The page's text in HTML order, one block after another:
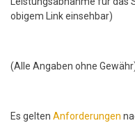
obigem Link einsehbar)
(Alle Angaben ohne
Es gelten Anforderungen